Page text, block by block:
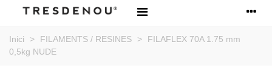
Inici > FILAMENTS / RESINES >
FILAFLEX 70A 1.75 mm
0,5kg NUDE